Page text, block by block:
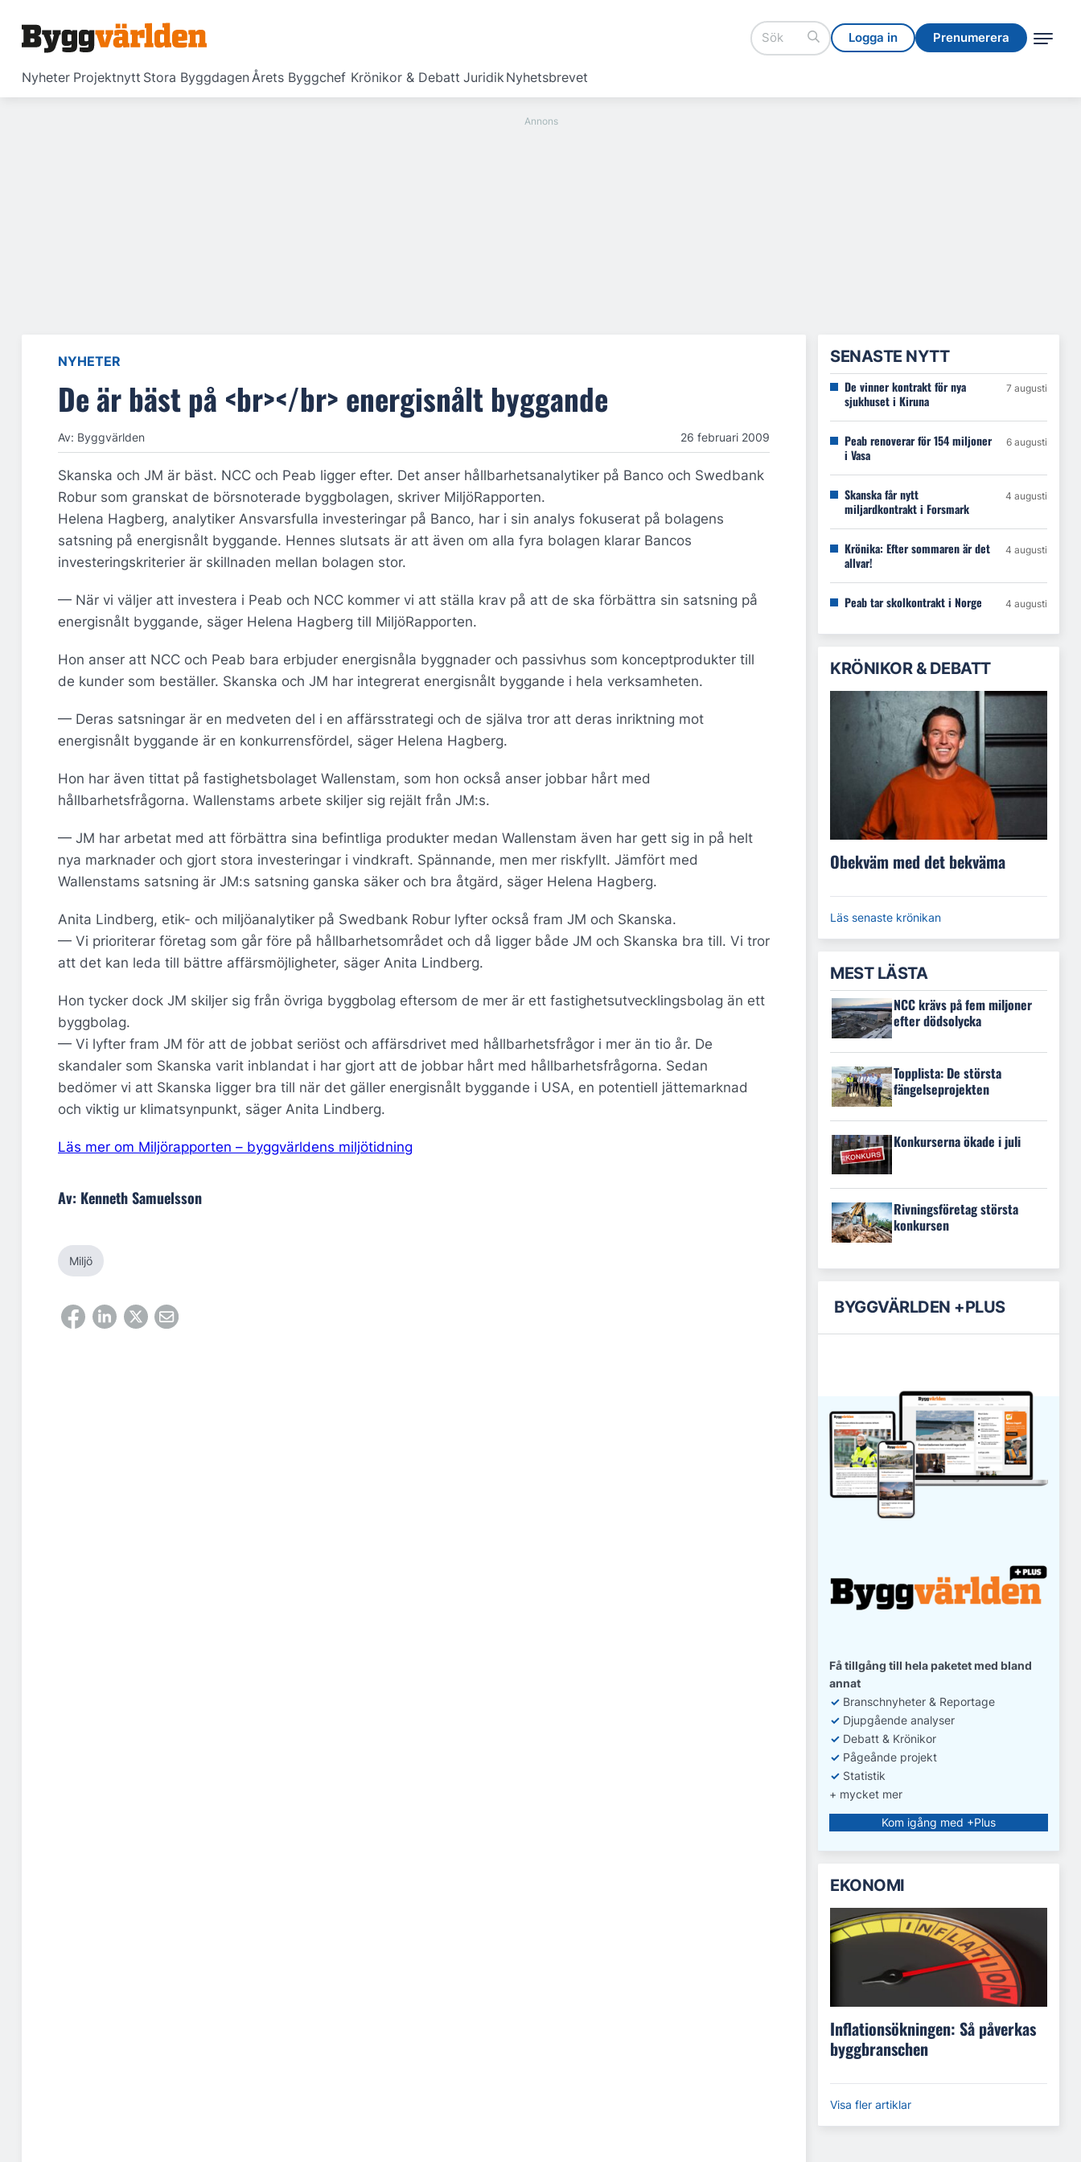
Logga in Prenumerera
Nyheter Projektnytt Stora ByggdagenÅrets Byggchef Krönikor & Debatt JuridikNyhetsbrevet
Logga in Prenumerera
NYHETER
De är bäst på <br></br> energisnålt byggande
Av: Byggvärlden 26 februari 2009
Skanska och JM är bäst. NCC och Peab ligger efter. Det anser hållbarhetsanalytiker på Banco och Swedbank
Robur som granskat de börsnoterade byggbolagen, skriver MiljöRapporten.
Helena Hagberg, analytiker Ansvarsfulla investeringar på Banco, har i sin analys fokuserat på bolagens
satsning på energisnålt byggande. Hennes slutsats är att även om alla fyra bolagen klarar Bancos
investeringskriterier är skillnaden mellan bolagen stor.
— När vi väljer att investera i Peab och NCC kommer vi att ställa krav på att de ska förbättra sin satsning på
energisnålt byggande, säger Helena Hagberg till MiljöRapporten.
Hon anser att NCC och Peab bara erbjuder energisnåla byggnader och passivhus som konceptprodukter till
de kunder som beställer. Skanska och JM har integrerat energisnålt byggande i hela verksamheten.
— Deras satsningar är en medveten del i en affärsstrategi och de själva tror att deras inriktning mot
energisnålt byggande är en konkurrensfördel, säger Helena Hagberg.
Hon har även tittat på fastighetsbolaget Wallenstam, som hon också anser jobbar hårt med
hållbarhetsfrågorna. Wallenstams arbete skiljer sig rejält från JM:s.
— JM har arbetat med att förbättra sina befintliga produkter medan Wallenstam även har gett sig in på helt
nya marknader och gjort stora investeringar i vindkraft. Spännande, men mer riskfyllt. Jämfört med
Wallenstams satsning är JM:s satsning ganska säker och bra åtgärd, säger Helena Hagberg.
Anita Lindberg, etik- och miljöanalytiker på Swedbank Robur lyfter också fram JM och Skanska.
— Vi prioriterar företag som går före på hållbarhetsområdet och då ligger både JM och Skanska bra till. Vi tror
att det kan leda till bättre affärsmöjligheter, säger Anita Lindberg.
Hon tycker dock JM skiljer sig från övriga byggbolag eftersom de mer är ett fastighetsutvecklingsbolag än ett
byggbolag.
— Vi lyfter fram JM för att de jobbat seriöst och affärsdrivet med hållbarhetsfrågor i mer än tio år. De
skandaler som Skanska varit inblandat i har gjort att de jobbar hårt med hållbarhetsfrågorna. Sedan
bedömer vi att Skanska ligger bra till när det gäller energisnålt byggande i USA, en potentiell jättemarknad
och viktig ur klimatsynpunkt, säger Anita Lindberg.
Läs mer om Miljörapporten – byggvärldens miljötidning
Av: Kenneth Samuelsson
Miljö
SENASTE NYTT
De vinner kontrakt för nya
sjukhuset i Kiruna
7 augusti
Peab renoverar för 154 miljoner
i Vasa
6 augusti
Skanska får nytt
miljardkontrakt i Forsmark
4 augusti
Krönika: Efter sommaren är det
allvar!
4 augusti
Peab tar skolkontrakt i Norge 4 augusti
KRÖNIKOR & DEBATT
Obekväm med det bekväma
Läs senaste krönikan
MEST LÄSTA
NCC krävs på fem miljoner
efter dödsolycka
Topplista: De största
fängelseprojekten
Konkurserna ökade i juli
Rivningsföretag största
konkursen
BYGGVÄRLDEN +PLUS
Få tillgång till hela paketet med bland
annat
✓ Branschnyheter & Reportage
✓ Djupgående analyser
✓ Debatt & Krönikor
✓ Pågeånde projekt
✓ Statistik
+ mycket mer
Kom igång med +Plus
EKONOMI
Inflationsökningen: Så påverkas
byggbranschen
Visa fler artiklar